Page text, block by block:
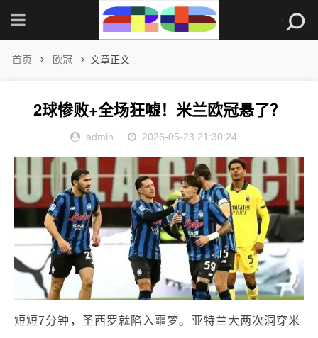
首页 欧冠 文章正文
2球惨败+全场狂嘘！米兰欧冠悬了？
admin 2026-05-23 21:30:24
短短7分钟，圣西罗就陷入噩梦。亚特兰大两次洞穿米